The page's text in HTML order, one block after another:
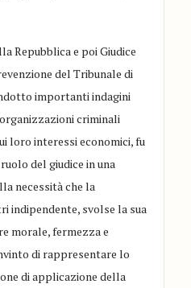
Repubblica e poi Giudice
del Tribunale di
importanti indagini
criminali
loro interessi economici, fu
del giudice in una
necessità che la
indipendente, svolse la sua
morale, fermezza e
di rappresentare lo
di applicazione della